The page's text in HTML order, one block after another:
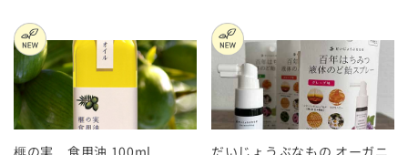
榧の実 食用油 100ml
だいじょうぶなもの オーガニ